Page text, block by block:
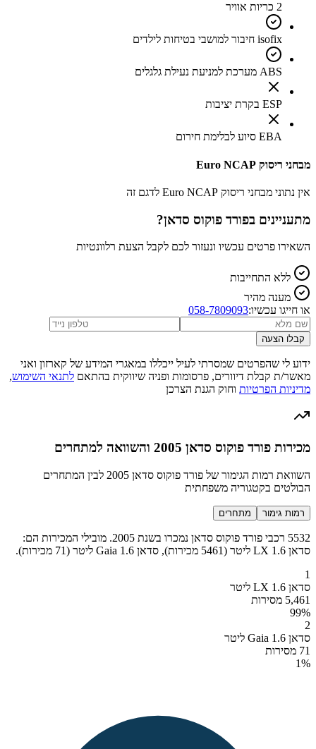
2 כריות אוויר
isofix חיבור למושבי בטיחות לילדים
ABS מערכת למניעת נעילת גלגלים
ESP בקרת יציבות
EBA סיוע לבלימת חירום
מבחני ריסוק Euro NCAP
אין נתוני מבחני ריסוק Euro NCAP לדגם זה
מתעניינים בפורד פוקוס סדאן?
השאירו פרטים עכשיו ונעזור לכם לקבל הצעת רלוונטיות
ללא התחייבות
מענה מהיר
או חייגו עכשיו:058-7809093
קבלו הצעה
ידוע לי שהפרטים שמסרתי לעיל ייכללו במאגרי המידע של קארזון ואני
מאשר/ת קבלת דיוורים, פרסומות ופניה שיווקית בהתאם לתנאי השימוש,
מדיניות הפרטיות וחוק הגנת הצרכן
מכירות פורד פוקוס סדאן 2005 והשוואה למתחרים
השוואת רמות הגימור של פורד פוקוס סדאן 2005 לבין המתחרים
הבולטים בקטגוריה משפחתית
רמות גימור מתחרים
5532 רכבי פורד פוקוס סדאן נמכרו בשנת 2005. מובילי המכירות הם:
סדאן LX 1.6 ליטר (5461 מכירות), סדאן Gaia 1.6 ליטר (71 מכירות).
1
סדאן LX 1.6 ליטר
5,461 מסירות
99%
2
סדאן Gaia 1.6 ליטר
71 מסירות
1%